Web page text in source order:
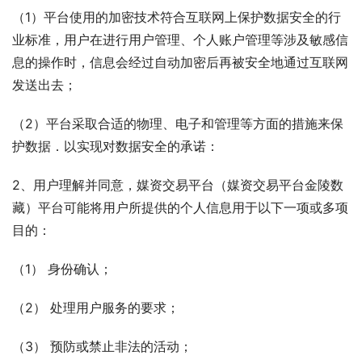
（1）平台使用的加密技术符合互联网上保护数据安全的行
业标准，用户在进行用户管理、个人账户管理等涉及敏感信
息的操作时，信息会经过自动加密后再被安全地通过互联网
发送出去；
（2）平台采取合适的物理、电子和管理等方面的措施来保
护数据．以实现对数据安全的承诺：
2、用户理解并同意，媒资交易平台（媒资交易平台金陵数
藏）平台可能将用户所提供的个人信息用于以下一项或多项
目的：
（1） 身份确认；
（2） 处理用户服务的要求；
（3） 预防或禁止非法的活动；